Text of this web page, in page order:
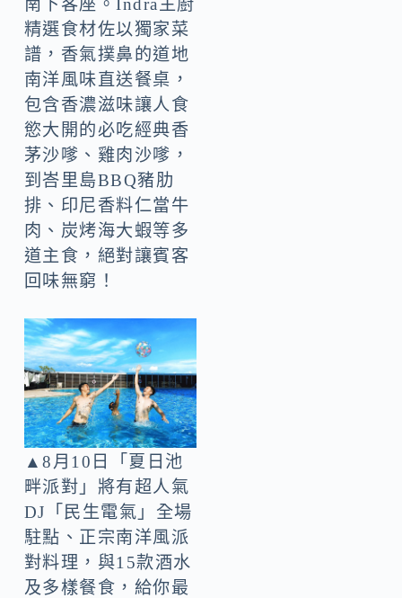
南下客座。Indra主廚
精選食材佐以獨家菜
譜，香氣撲鼻的道地
南洋風味直送餐桌，
包含香濃滋味讓人食
慾大開的必吃經典香
茅沙嗲、雞肉沙嗲，
到峇里島BBQ豬肋
排、印尼香料仁當牛
肉、炭烤海大蝦等多
道主食，絕對讓賓客
回味無窮！
▲8月10日「夏日池
畔派對」將有超人氣
DJ「民生電氣」全場
駐點、正宗南洋風派
對料理，與15款酒水
及多樣餐食，給你最